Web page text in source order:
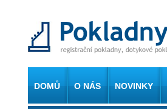
DOMŮ O NÁS NOVINKY